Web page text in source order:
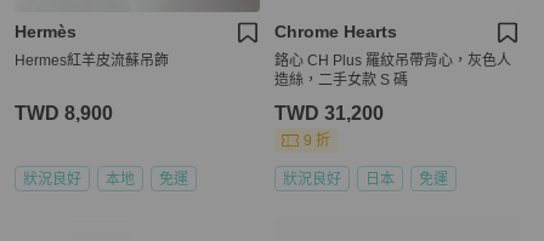
Hermès
Hermes紅羊皮流蘇吊飾
TWD 8,900
狀況良好 本地 免運
Chrome Hearts
鉻心 CH Plus 羅紋吊帶背心，灰色人
造絲，二手女款 S 碼
TWD 31,200
9 折
狀況良好 日本 免運